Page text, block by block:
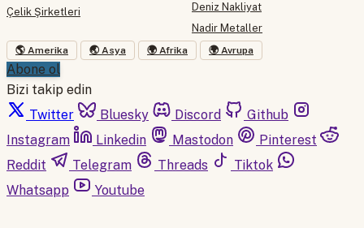
Çelik Şirketleri
Deniz Nakliyat
Nadir Metaller
🌎 Amerika 🌏 Asya 🌍 Afrika 🌍 Avrupa
Abone ol
Bizi takip edin
Twitter
Bluesky Discord
Github
Instagram
Linkedin Mastodon
Pinterest
Reddit
Telegram Threads
Tiktok
Whatsapp
Youtube